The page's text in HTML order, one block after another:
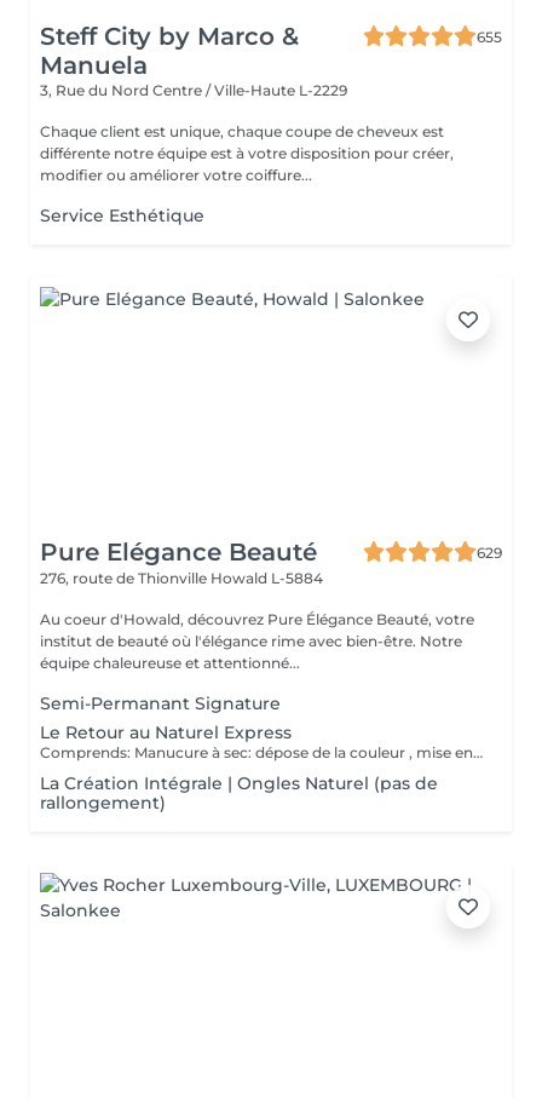
Steff City by Marco &
Manuela
655
3, Rue du Nord Centre / Ville-Haute L-2229
Chaque client est unique, chaque coupe de cheveux est
différente notre équipe est à votre disposition pour créer,
modifier ou améliorer votre coiffure...
Service Esthétique
Pure Elégance Beauté
629
276, route de Thionville Howald L-5884
Au coeur d'Howald, découvrez Pure Élégance Beauté, votre
institut de beauté où l'élégance rime avec bien-être. Notre
équipe chaleureuse et attentionné...
Semi-Permanant Signature
Le Retour au Naturel Express
Comprends: Manucure à sec: dépose de la couleur , mise en forme des ongles , nettoyage de cuticule , application du Nail Therapy (vernis de protection).
La Création Intégrale | Ongles Naturel (pas de
rallongement)